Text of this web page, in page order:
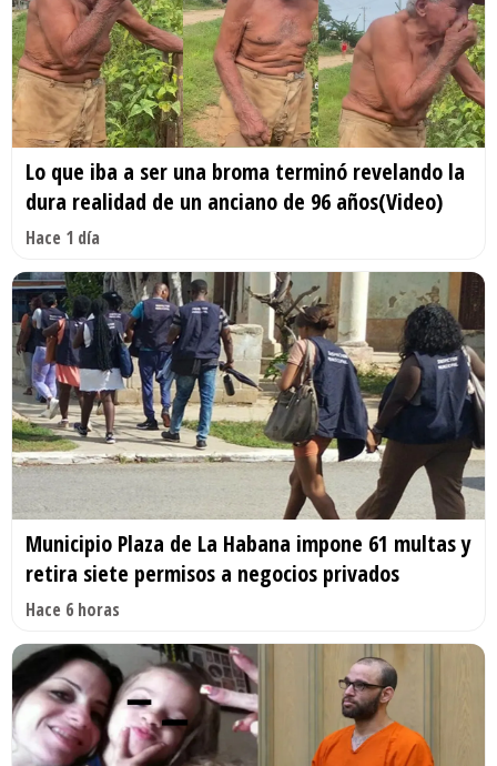
Lo que iba a ser una broma terminó revelando la
dura realidad de un anciano de 96 años(Video)
Hace 1 día
Municipio Plaza de La Habana impone 61 multas y
retira siete permisos a negocios privados
Hace 6 horas